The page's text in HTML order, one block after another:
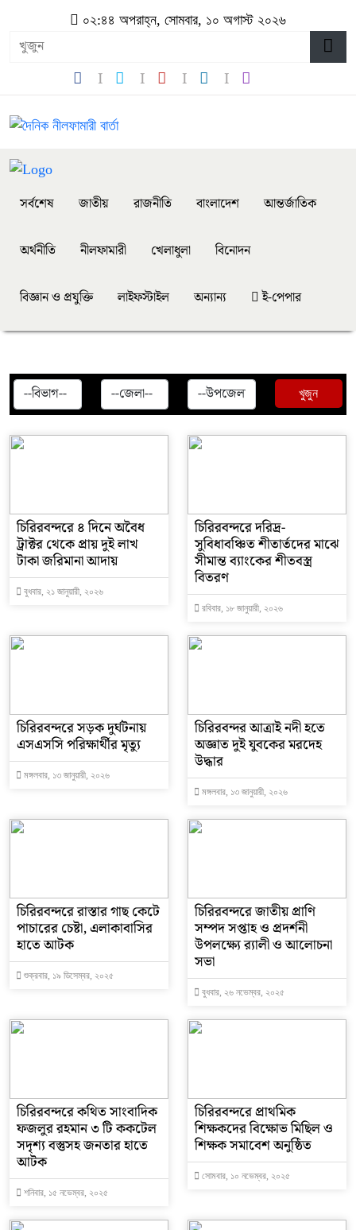
০২:৪৪ অপরাহ্ন, সোমবার, ১০ অগাস্ট ২০২৬
সর্বশেষ জাতীয় রাজনীতি বাংলাদেশ আন্তর্জাতিক
অর্থনীতি নীলফামারী খেলাধুলা বিনোদন
বিজ্ঞান ও প্রযুক্তি লাইফস্টাইল অন্যান্য ই-পেপার
খুজুন
চিরিরবন্দরে ৪ দিনে অবৈধ
ট্রাক্টর থেকে প্রায় দুই লাখ
টাকা জরিমানা আদায়
বুধবার, ২১ জানুয়ারী, ২০২৬
চিরিরবন্দরে দরিদ্র-
সুবিধাবঞ্চিত শীতার্তদের মাঝে
সীমান্ত ব্যাংকের শীতবস্ত্র
বিতরণ
রবিবার, ১৮ জানুয়ারী, ২০২৬
চিরিরবন্দরে সড়ক দুর্ঘটনায়
এসএসসি পরিক্ষার্থীর মৃত্যু
মঙ্গলবার, ১৩ জানুয়ারী, ২০২৬
চিরিরবন্দর আত্রাই নদী হতে
অজ্ঞাত দুই যুবকের মরদেহ
উদ্ধার
মঙ্গলবার, ১৩ জানুয়ারী, ২০২৬
চিরিরবন্দরে রাস্তার গাছ কেটে
পাচারের চেষ্টা, এলাকাবাসির
হাতে আটক
শুক্রবার, ১৯ ডিসেম্বর, ২০২৫
চিরিরবন্দরে জাতীয় প্রাণি
সম্পদ সপ্তাহ ও প্রদর্শনী
উপলক্ষ্যে র‌্যালী ও আলোচনা
সভা
বুধবার, ২৬ নভেম্বর, ২০২৫
চিরিরবন্দরে কথিত সাংবাদিক
ফজলুর রহমান ৩ টি ককটেল
সদৃশ্য বস্তুসহ জনতার হাতে
আটক
শনিবার, ১৫ নভেম্বর, ২০২৫
চিরিরবন্দরে প্রাথমিক
শিক্ষকদের বিক্ষোভ মিছিল ও
শিক্ষক সমাবেশ অনুষ্ঠিত
সোমবার, ১০ নভেম্বর, ২০২৫